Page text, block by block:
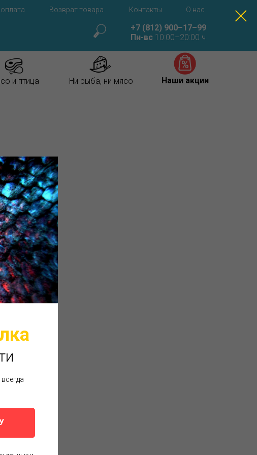
О нас
Контакты
и птица Ни рыба, ни мясо Наши акции
+7 (812) 900–17–99
Пн-вс 10:00–20:00 ч
Возврат товара